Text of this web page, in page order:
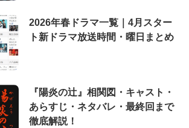
2026年春ドラマ一覧｜4月スター
ト新ドラマ放送時間・曜日まとめ
『陽炎の辻』相関図・キャスト・
あらすじ・ネタバレ・最終回まで
徹底解説！